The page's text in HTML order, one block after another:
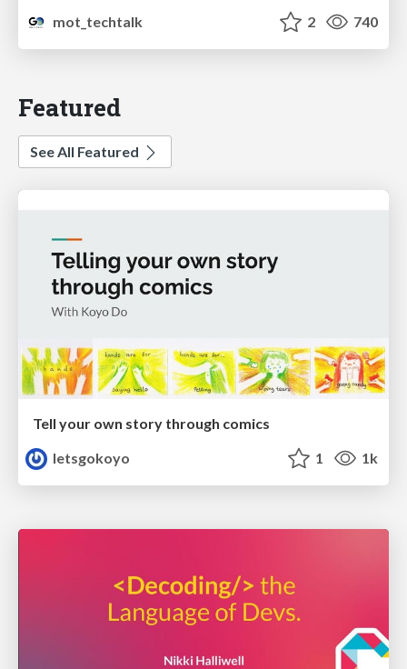
mot_techtalk
2 740
Featured
See All Featured
Tell your own story through comics
letsgokoyo
1 1k